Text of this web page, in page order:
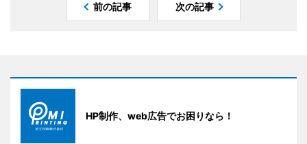
前の記事 次の記事
HP制作、web広告でお困りなら！